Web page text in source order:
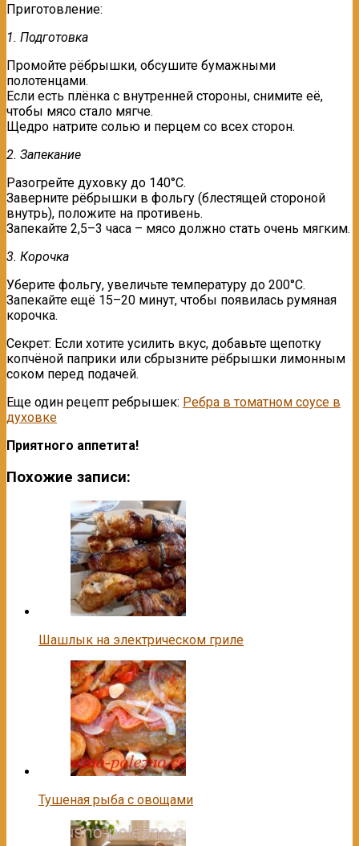
Приготовление:
1. Подготовка
Промойте рёбрышки, обсушите бумажными
полотенцами.
Если есть плёнка с внутренней стороны, снимите её,
чтобы мясо стало мягче.
Щедро натрите солью и перцем со всех сторон.
2. Запекание
Разогрейте духовку до 140°C.
Заверните рёбрышки в фольгу (блестящей стороной
внутрь), положите на противень.
Запекайте 2,5–3 часа – мясо должно стать очень мягким.
3. Корочка
Уберите фольгу, увеличьте температуру до 200°C.
Запекайте ещё 15–20 минут, чтобы появилась румяная
корочка.
Секрет: Если хотите усилить вкус, добавьте щепотку
копчёной паприки или сбрызните рёбрышки лимонным
соком перед подачей.
Еще один рецепт ребрышек: Ребра в томатном соусе в
духовке
Приятного аппетита!
Похожие записи:
Шашлык на электрическом гриле
Тушеная рыба с овощами